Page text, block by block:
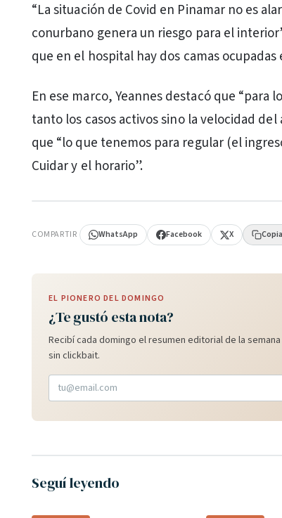
“La situación de Covid en Pinamar no es
conurbano genera un riesgo para el
que en el hospital hay dos camas
En ese marco, Yeannes destacó que “para
tanto los casos activos sino la velocidad
que “lo que tenemos para regular (el
Cuidar y el horario”.
COMPARTIR WhatsApp Facebook X
EL PIONERO DEL DOMINGO
¿Te gustó esta nota?
Recibí cada domingo el resumen editorial de la
sin clickbait.
Seguí leyendo